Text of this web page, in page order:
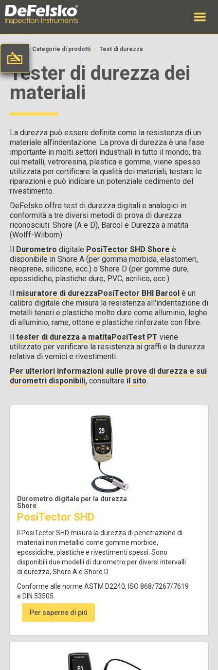
> Categorie di prodotti > Test di durezza
Tester di durezza dei
materiali
La durezza può essere definita come la resistenza di un
materiale all'indentazione. La prova di durezza è una fase
importante in molti settori industriali in tutto il mondo, tra
cui metalli, vetroresina, plastica e gomme; viene spesso
utilizzata per certificare la qualità dei materiali, testare le
riparazioni e può indicare un potenziale cedimento del
rivestimento.
DeFelsko offre test di durezza digitali e analogici in
conformità a tre diversi metodi di prova di durezza
riconosciuti: Shore (A e D), Barcol e Durezza a matita
(Wolff-Wilborn).
Il Durometro digitale PosiTector SHD Shore è
disponibile in Shore A (per gomma morbida, elastomeri,
neoprene, silicone, ecc.) o Shore D (per gomme dure,
epossidiche, plastiche dure, PVC, acrilico, ecc.)
Il misuratore di durezzaPosiTector BHI Barcol è un
calibro digitale che misura la resistenza all'indentazione di
metalli teneri e plastiche molto dure come alluminio, leghe
di alluminio, rame, ottone e plastiche rinforzate con fibre.
Il tester di durezza a matitaPosiTest PT viene
utilizzato per verificare la resistenza ai graffi e la durezza
relativa di vernici e rivestimenti.
Per ulteriori informazioni sulle prove di durezza e sui
durometri disponibili, consultare il sito.
Durometro digitale per la durezza
Shore
PosiTector SHD
Il PosiTector SHD misura la durezza di penetrazione di
materiali non metallici come gomme morbide,
epossidiche, plastiche e rivestimenti spessi. Sono
disponibili due modelli di durometro per diversi intervalli
di durezza, Shore A e Shore D.
Conforme alle norme ASTM D2240, ISO 868/7267/7619
e DIN 53505.
Per saperne di più